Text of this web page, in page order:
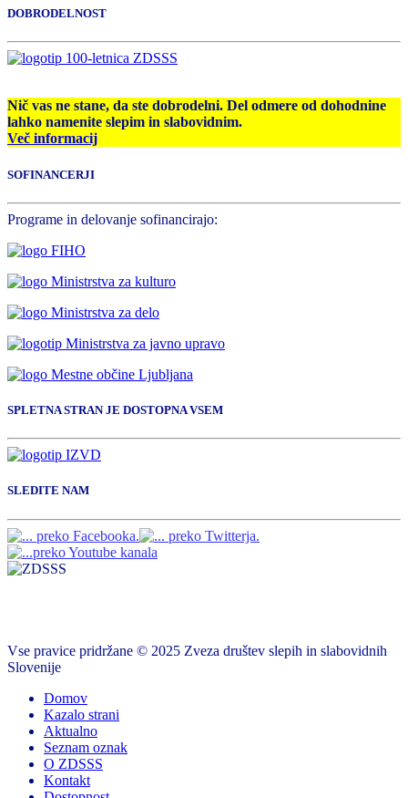
DOBRODELNOST
Nič vas ne stane, da ste dobrodelni. Del odmere od dohodnine
lahko namenite slepim in slabovidnim.
Več informacij
SOFINANCERJI
Programe in delovanje sofinancirajo:
SPLETNA STRAN JE DOSTOPNA VSEM
SLEDITE NAM
Vse pravice pridržane © 2025 Zveza društev slepih in slabovidnih
Slovenije
Domov
Kazalo strani
Aktualno
Seznam oznak
O ZDSSS
Kontakt